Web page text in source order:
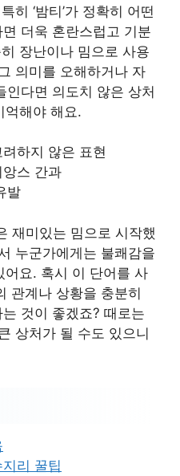
히 ‘밤티’가 정확히 어떤
더욱 혼란스럽고 기분
장난이나 밈으로 사용
의미를 오해하거나 자
인다면 의도치 않은 상처
억해야 해요.
하지 않은 표현
스 간과
발
재미있는 밈으로 시작했
누군가에게는 불쾌감을
요. 혹시 이 단어를 사
관계나 상황을 충분히
것이 좋겠죠? 때로는
상처가 될 수도 있으니
리 꿀팁